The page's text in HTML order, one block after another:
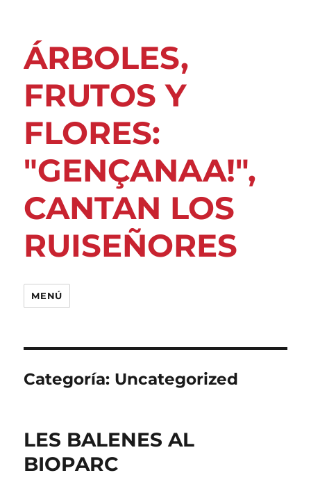
ÁRBOLES,
FRUTOS Y
FLORES:
"GENÇANAA!",
CANTAN LOS
RUISEÑORES
MENÚ
Categoría: Uncategorized
LES BALENES AL
BIOPARC